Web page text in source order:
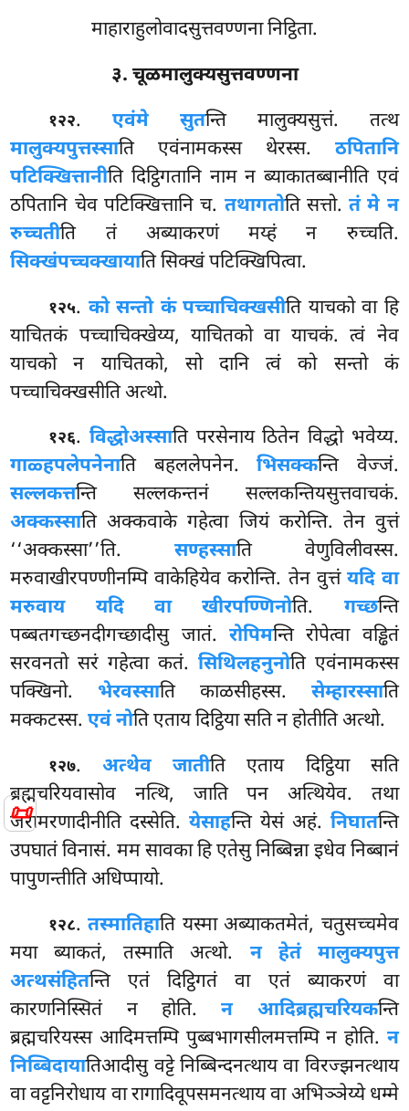
📜
माहाराहुलोवादसुत्तवण्णना निट्ठिता.
३. चूळमालुक्यसुत्तवण्णना
१२२. एवंमे सुतन्ति मालुक्यसुत्तं. तत्थ
मालुक्यपुत्तस्साति एवंनामकस्स थेरस्स. ठपितानि
पटिक्खित्तानीति दिट्ठिगतानि नाम न ब्याकातब्बानीति एवं
ठपितानि चेव पटिक्खित्तानि च. तथागतोति सत्तो.तं मे न
रुच्चतीति तं अब्याकरणं मय्हं न रुच्चति.
सिक्खंपच्चक्खायाति सिक्खं पटिक्खिपित्वा.
१२५. को सन्तो कं पच्चाचिक्खसीति याचको वा हि
याचितकं पच्चाचिक्खेय्य, याचितको वा याचकं. त्वं नेव
याचको न याचितको, सो दानि त्वं को सन्तो कं
पच्चाचिक्खसीति अत्थो.
१२६. विद्धोअस्साति परसेनाय ठितेन विद्धो भवेय्य.
गाळ्हपलेपनेनाति बहललेपनेन.भिसक्कन्ति वेज्जं.
सल्लकत्तन्ति सल्लकन्तनं सल्लकन्तियसुत्तवाचकं.
अक्कस्साति अक्कवाके गहेत्वा जियं करोन्ति. तेन वुत्तं
‘‘अक्कस्सा’’ति. सण्हस्साति वेणुविलीवस्स.
मरुवाखीरपण्णीनम्पि वाकेहियेव करोन्ति. तेन वुत्तं यदि वा
मरुवाय यदि वा खीरपण्णिनोति. गच्छन्ति
पब्बतगच्छनदीगच्छादीसु जातं. रोपिमन्ति रोपेत्वा वड्ढितं
सरवनतो सरं गहेत्वा कतं. सिथिलहनुनोति एवंनामकस्स
पक्खिनो. भेरवस्साति काळसीहस्स. सेम्हारस्साति
मक्कटस्स.एवं नोति एताय दिट्ठिया सति न होतीति अत्थो.
१२७.अत्थेव जातीति एताय दिट्ठिया सति
ब्रह्मचरियवासोव नत्थि, जाति पन अत्थियेव. तथा
जरामरणादीनीति दस्सेति.येसाहन्ति येसं अहं. निघातन्ति
उपघातं विनासं. मम सावका हि एतेसु निब्बिन्ना इधेव निब्बानं
पापुणन्तीति अधिप्पायो.
१२८.तस्मातिहाति यस्मा अब्याकतमेतं, चतुसच्चमेव
मया ब्याकतं, तस्माति अत्थो. न हेतं मालुक्यपुत्त
अत्थसंहितन्ति एतं दिट्ठिगतं वा एतं ब्याकरणं वा
कारणनिस्सितं न होति.न आदिब्रह्मचरियकन्ति
ब्रह्मचरियस्स आदिमत्तम्पि पुब्बभागसीलमत्तम्पि न होति. न
निब्बिदायातिआदीसु वट्टे निब्बिन्दनत्थाय वा विरज्झनत्थाय
वा वट्टनिरोधाय वा रागादिवूपसमनत्थाय वा अभिञ्ञेय्ये धम्मे